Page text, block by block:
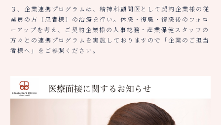
３、企業連携プログラムは、精神科顧問医として契約企業様の従
業員の方（患者様）の治療を行い。休職・復職・復職後のフォロ
ーアップを考え、ご契約企業様の人事総務・産業保健スタッフの
方々との連携プログラムを実施しておりますので「企業のご担当
者様へ」をご参照ください。